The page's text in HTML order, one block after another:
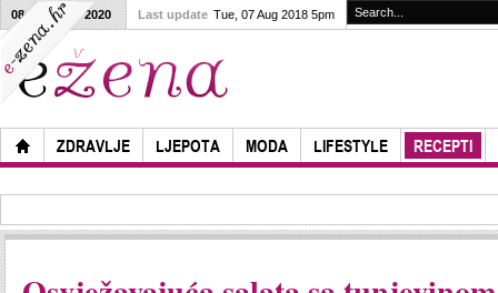
ZDRAVLJE LJEPOTA MODA LIFESTYLE RECEPTI
08 08 2020 Last update Tue, 07 Aug 2018 5pm